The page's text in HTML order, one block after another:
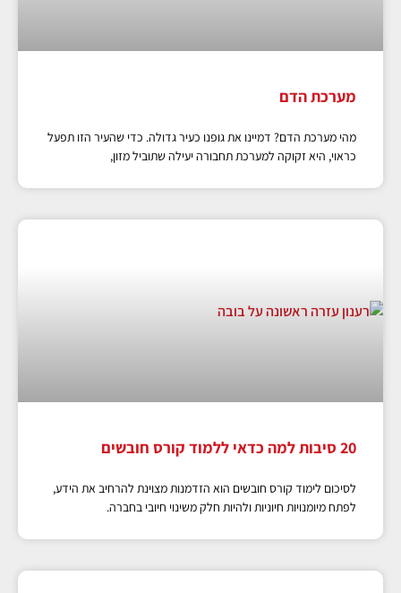
מערכת הדם
מהי מערכת הדם? דמיינו את גופנו כעיר גדולה. כדי שהעיר הזו תפעל
כראוי, היא זקוקה למערכת תחבורה יעילה שתוביל מזון,
20 סיבות למה כדאי ללמוד קורס חובשים
לסיכום לימוד קורס חובשים הוא הזדמנות מצוינת להרחיב את הידע,
לפתח מיומנויות חיוניות ולהיות חלק משינוי חיובי בחברה.